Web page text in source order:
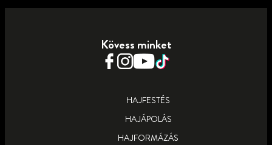
Kövess minket
HAJFESTÉS
HAJÁPOLÁS
HAJFORMÁZÁS